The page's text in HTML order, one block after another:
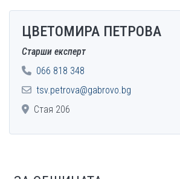
ЦВЕТОМИРА ПЕТРОВА
Старши експерт
066 818 348
tsv.petrova@gabrovo.bg
Стая 206